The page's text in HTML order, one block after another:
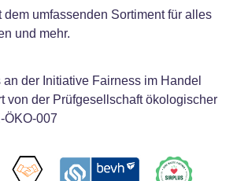
dem umfassenden Sortiment für alles
und mehr.
der Initiative Fairness im Handel
von der Prüfgesellschaft ökologischer
ÖKO-007